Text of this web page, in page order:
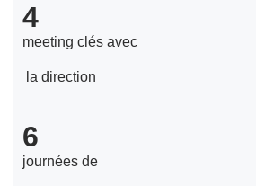
4
meeting clés avec
la direction
6
journées de